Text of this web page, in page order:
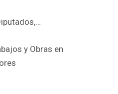
y Obras en